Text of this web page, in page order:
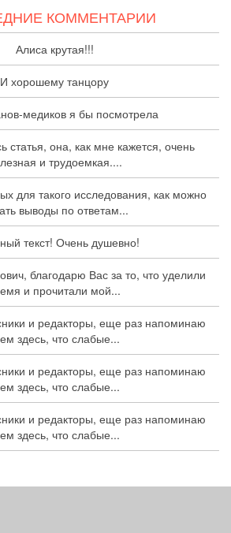
КОММЕНТАРИИ
Алиса крутая!!!
И хорошему танцору
медиков я бы посмотрела
статья, она, как мне кажется, очень
и трудоемкая....
для такого исследования, как можно
выводы по ответам...
текст! Очень душевно!
благодарю Вас за то, что уделили
и прочитали мой...
и редакторы, еще раз напоминаю
здесь, что слабые...
и редакторы, еще раз напоминаю
здесь, что слабые...
и редакторы, еще раз напоминаю
здесь, что слабые...